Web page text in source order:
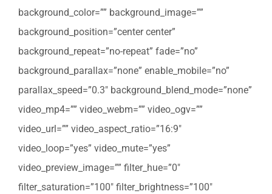
background_color=”” background_image=””
background_position=”center center”
background_repeat=”no-repeat” fade=”no”
background_parallax=”none” enable_mobile=”no”
parallax_speed=”0.3″ background_blend_mode=”none”
video_mp4=”” video_webm=”” video_ogv=””
video_url=”” video_aspect_ratio=”16:9″
video_loop=”yes” video_mute=”yes”
video_preview_image=”” filter_hue=”0″
filter_saturation=”100″ filter_brightness=”100″